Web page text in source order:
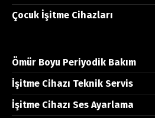
Çocuk İşitme Cihazları
Ömür Boyu Periyodik Bakım
İşitme Cihazı Teknik Servis
İşitme Cihazı Ses Ayarlama